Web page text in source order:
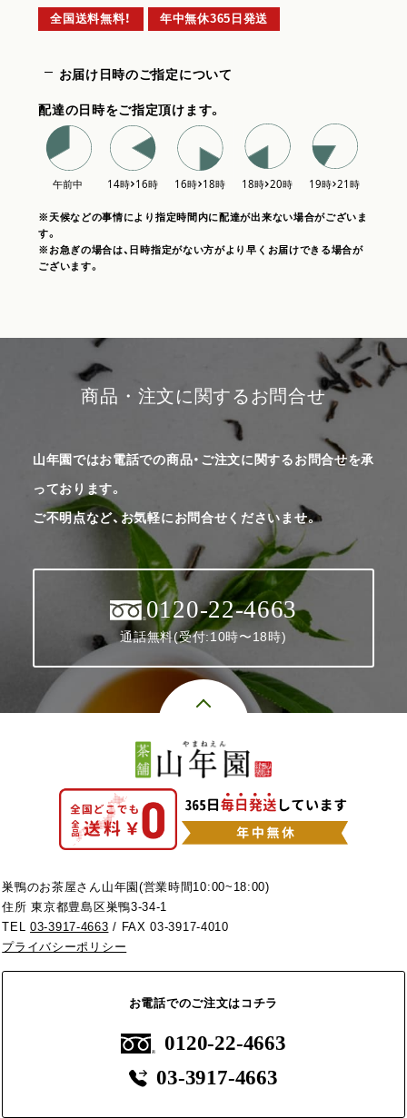
全国送料無料！ 年中無休365日発送
お届け日時のご指定について
配達の日時をご指定頂けます。
※天候などの事情により指定時間内に配達が出来ない場合がございま
す。
※お急ぎの場合は、日時指定がない方がより早くお届けできる場合が
ございます。
商品・注文に関するお問合せ
山年園ではお電話での商品・ご注文に関するお問合せを承
っております。
ご不明点など、お気軽にお問合せくださいませ。
0120-22-4663
通話無料(受付:10時〜18時)
巣鴨のお茶屋さん山年園(営業時間10:00~18:00)
住所 東京都豊島区巣鴨3-34-1
TEL03-3917-4663 / FAX 03-3917-4010
プライバシーポリシー
お電話でのご注文はコチラ
0120-22-4663
03-3917-4663